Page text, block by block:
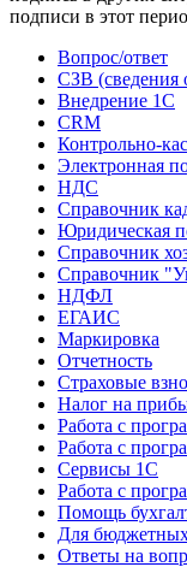
подписи в этот
Вопрос/ответ
СЗВ (сведения
Внедрение 1С
CRM
Контрольно-
Электронная
НДС
Справочник
Юридическая
Справочник
Справочник
НДФЛ
ЕГАИС
Маркировка
Отчетность
Страховые
Налог на
Работа с
Работа с
Сервисы 1С
Работа с
Помощь
Для
Ответы на